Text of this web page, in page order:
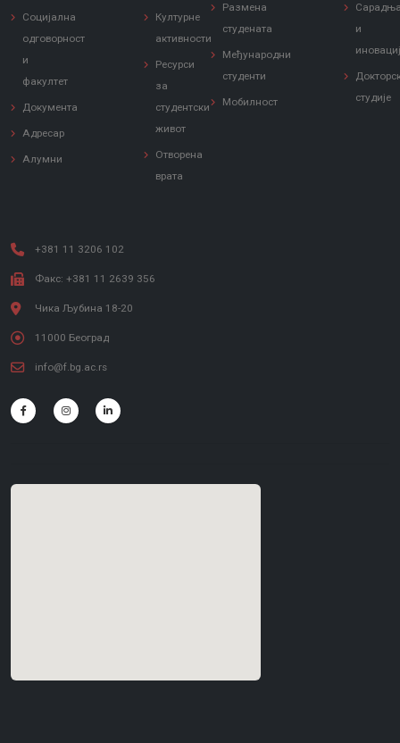
Социјална
одговорност
и
факултет
Документа
Адресар
Алумни
Културне
активности
Ресурси
за
студентски
живот
Отворена
врата
Размена
студената
Међународни
студенти
Мобилност
и
студије
+381 11 3206 102
Факс: +381 11 2639 356
Чика Љубина 18-20
11000 Београд
info@f.bg.ac.rs